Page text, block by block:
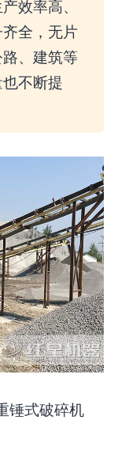
效率高、
全，无片
、建筑等
不断提
锤式破碎机